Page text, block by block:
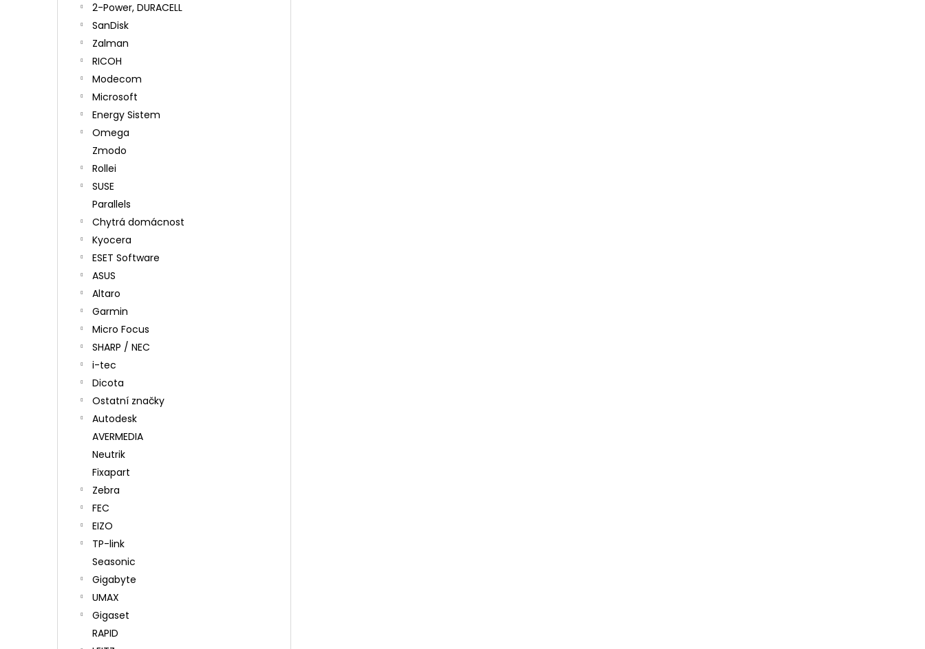
2-Power, DURACELL
SanDisk
Zalman
RICOH
Modecom
Microsoft
Energy Sistem
Omega
Zmodo
Rollei
SUSE
Parallels
Chytrá domácnost
Kyocera
ESET Software
ASUS
Altaro
Garmin
Micro Focus
SHARP / NEC
i-tec
Dicota
Ostatní značky
Autodesk
AVERMEDIA
Neutrik
Fixapart
Zebra
FEC
EIZO
TP-link
Seasonic
Gigabyte
UMAX
Gigaset
RAPID